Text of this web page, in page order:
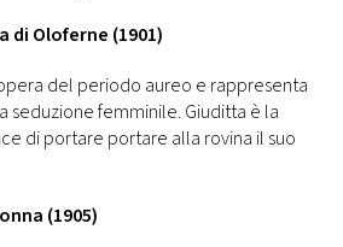
di Oloferne (1901)
del periodo aureo e rappresenta
seduzione femminile. Giuditta è la
di portare portare alla rovina il suo
(1905)